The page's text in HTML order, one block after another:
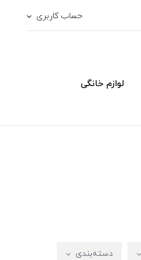
حساب کاربری
لوازم خانگی
دسته‌بندی